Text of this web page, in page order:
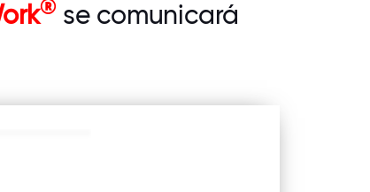
® se comunicará